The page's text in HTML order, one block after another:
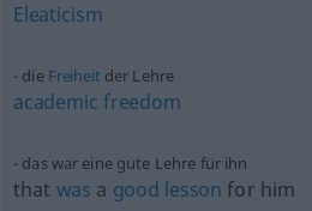
Eleaticism
die Freiheit der Lehre
academic freedom
das war eine gute Lehre für ihn
that was a good lesson for him